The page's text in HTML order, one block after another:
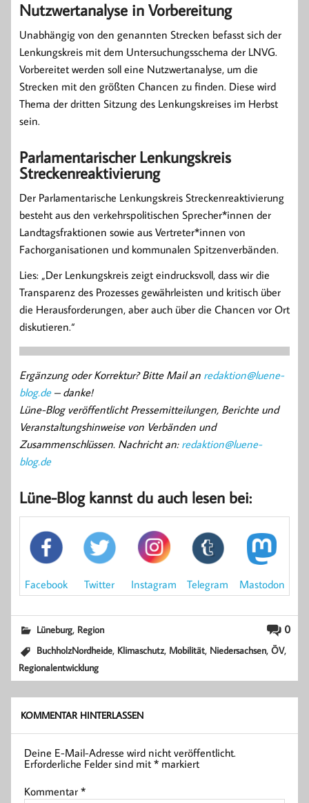
Nutzwertanalyse in Vorbereitung
Unabhängig von den genannten Strecken befasst sich der
Lenkungskreis mit dem Untersuchungsschema der LNVG.
Vorbereitet werden soll eine Nutzwertanalyse, um die
Strecken mit den größten Chancen zu finden. Diese wird
Thema der dritten Sitzung des Lenkungskreises im Herbst
sein.
Parlamentarischer Lenkungskreis
Streckenreaktivierung
Der Parlamentarische Lenkungskreis Streckenreaktivierung
besteht aus den verkehrspolitischen Sprecher*innen der
Landtagsfraktionen sowie aus Vertreter*innen von
Fachorganisationen und kommunalen Spitzenverbänden.
Lies: „Der Lenkungskreis zeigt eindrucksvoll, dass wir die
Transparenz des Prozesses gewährleisten und kritisch über
die Herausforderungen, aber auch über die Chancen vor Ort
diskutieren.“
Ergänzung oder Korrektur? Bitte Mail an redaktion@luene-
blog.de– danke!
Lüne-Blog veröffentlicht Pressemitteilungen, Berichte und
Veranstaltungshinweise von Verbänden und
Zusammenschlüssen. Nachricht an: redaktion@luene-
blog.de
Lüne-Blog kannst du auch lesen bei:
Facebook Twitter Instagram Telegram Mastodon
0
Lüneburg, Region
BuchholzNordheide, Klimaschutz, Mobilität, Niedersachsen,ÖV,
Regionalentwicklung
KOMMENTAR HINTERLASSEN
Deine E-Mail-Adresse wird nicht veröffentlicht.
Erforderliche Felder sind mit* markiert
Kommentar*